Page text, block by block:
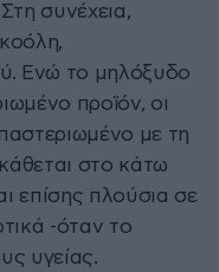
Στη συνέχεια,
Ενώ το μηλόξυδο
προϊόν, οι
με τη
στο κάτω
επίσης πλούσια σε
-όταν το
υγείας.